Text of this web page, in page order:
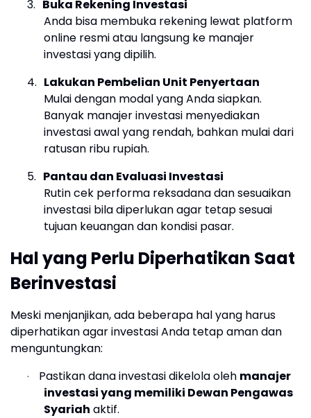
3. Buka Rekening Investasi
Anda bisa membuka rekening lewat platform
online resmi atau langsung ke manajer
investasi yang dipilih.
4. Lakukan Pembelian Unit Penyertaan
Mulai dengan modal yang Anda siapkan.
Banyak manajer investasi menyediakan
investasi awal yang rendah, bahkan mulai dari
ratusan ribu rupiah.
5. Pantau dan Evaluasi Investasi
Rutin cek performa reksadana dan sesuaikan
investasi bila diperlukan agar tetap sesuai
tujuan keuangan dan kondisi pasar.
Hal yang Perlu Diperhatikan Saat
Berinvestasi
Meski menjanjikan, ada beberapa hal yang harus
diperhatikan agar investasi Anda tetap aman dan
menguntungkan:
· Pastikan dana investasi dikelola oleh manajer
investasi yang memiliki Dewan Pengawas
Syariah aktif.